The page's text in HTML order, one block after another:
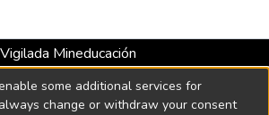
Vigilada Mineducación
Institucional hasta 2026 -
MEN 2158 de 2018
some additional services for
change or withdraw your consent